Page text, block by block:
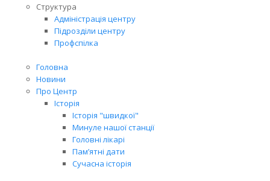
Структура
Адміністрація центру
Підрозділи центру
Профспілка
Головна
Новини
Про Центр
Історія
Історія "швидкої"
Минуле нашої станції
Головні лікарі
Пам’ятні дати
Сучасна історія